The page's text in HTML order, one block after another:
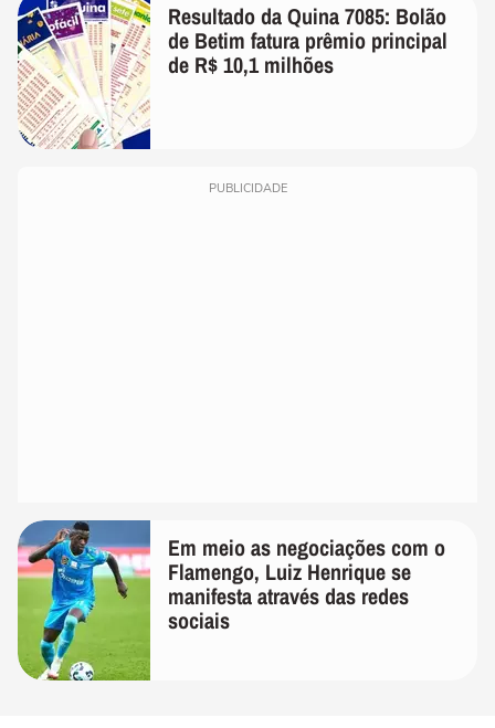
Resultado da Quina 7085: Bolão
de Betim fatura prêmio principal
de R$ 10,1 milhões
PUBLICIDADE
Em meio as negociações com o
Flamengo, Luiz Henrique se
manifesta através das redes
sociais